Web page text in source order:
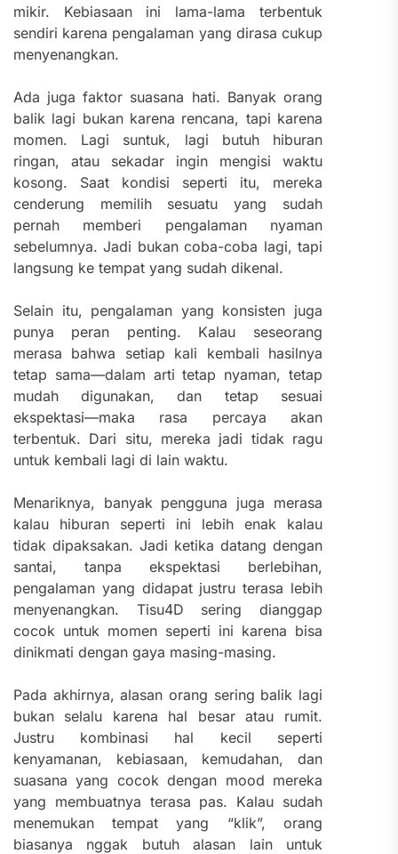
mikir. Kebiasaan ini lama-lama terbentuk
sendiri karena pengalaman yang dirasa cukup
menyenangkan.
Ada juga faktor suasana hati. Banyak orang
balik lagi bukan karena rencana, tapi karena
momen. Lagi suntuk, lagi butuh hiburan
ringan, atau sekadar ingin mengisi waktu
kosong. Saat kondisi seperti itu, mereka
cenderung memilih sesuatu yang sudah
pernah memberi pengalaman nyaman
sebelumnya. Jadi bukan coba-coba lagi, tapi
langsung ke tempat yang sudah dikenal.
Selain itu, pengalaman yang konsisten juga
punya peran penting. Kalau seseorang
merasa bahwa setiap kali kembali hasilnya
tetap sama—dalam arti tetap nyaman, tetap
mudah digunakan, dan tetap sesuai
ekspektasi—maka rasa percaya akan
terbentuk. Dari situ, mereka jadi tidak ragu
untuk kembali lagi di lain waktu.
Menariknya, banyak pengguna juga merasa
kalau hiburan seperti ini lebih enak kalau
tidak dipaksakan. Jadi ketika datang dengan
santai, tanpa ekspektasi berlebihan,
pengalaman yang didapat justru terasa lebih
menyenangkan. Tisu4D sering dianggap
cocok untuk momen seperti ini karena bisa
dinikmati dengan gaya masing-masing.
Pada akhirnya, alasan orang sering balik lagi
bukan selalu karena hal besar atau rumit.
Justru kombinasi hal kecil seperti
kenyamanan, kebiasaan, kemudahan, dan
suasana yang cocok dengan mood mereka
yang membuatnya terasa pas. Kalau sudah
menemukan tempat yang “klik”, orang
biasanya nggak butuh alasan lain untuk